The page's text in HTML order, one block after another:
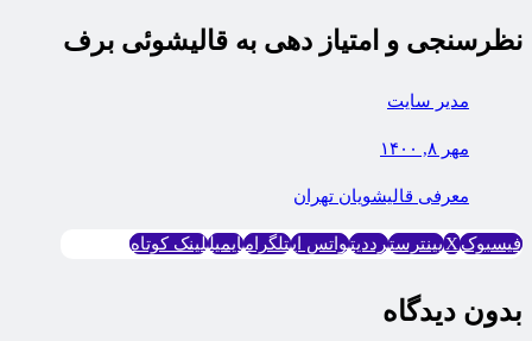
نظرسنجی و امتیاز دهی به قالیشوئی برف
مدیر سایت
مهر ۸, ۱۴۰۰
معرفی قالیشویان تهران
فیسبوکXپینترسترددیتواتس اپتلگرامایمیللینک کوتاه
بدون دیدگاه